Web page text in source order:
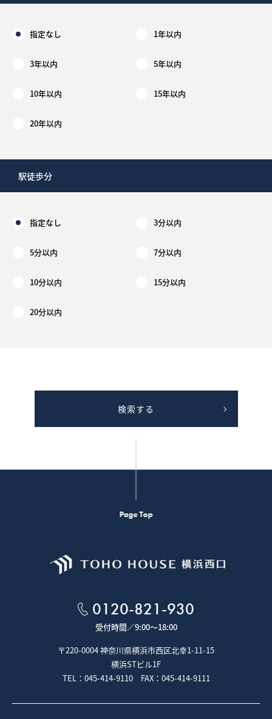
指定なし 1年以内
3年以内 5年以内
10年以内 15年以内
20年以内
駅徒歩分
指定なし 3分以内
5分以内 7分以内
10分以内 15分以内
20分以内
検索する
Page Top
0120-821-930
受付時間／9:00～18:00
〒220-0004 神奈川県横浜市西区北幸1-11-15
横浜STビル1F
TEL：045-414-9110 FAX：045-414-9111